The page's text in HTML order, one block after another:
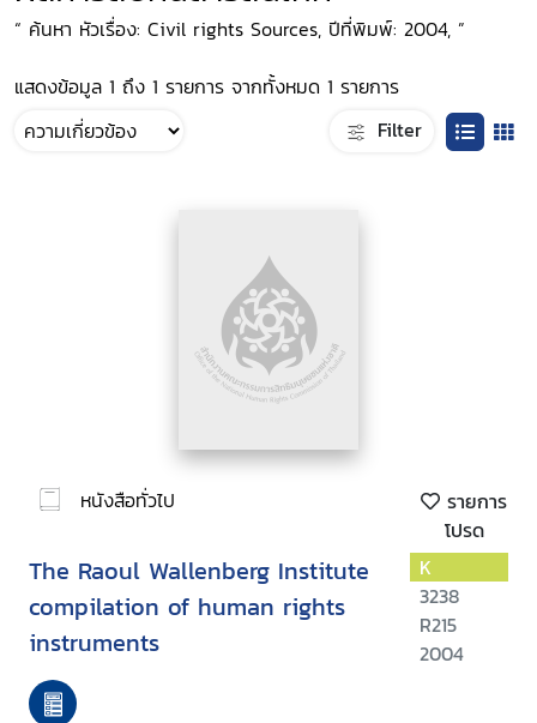
“ ค้นหา หัวเรื่อง: Civil rights Sources, ปีที่พิมพ์: 2004, ”
แสดงข้อมูล 1 ถึง 1 รายการ จากทั้งหมด 1 รายการ
Filter
หนังสือทั่วไป
รายการ
โปรด
The Raoul Wallenberg Institute
compilation of human rights
instruments
K
3238
R215
2004